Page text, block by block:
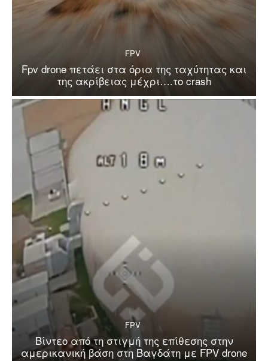
FPV
Fpv drone πετάει στα όρια της ταχύτητας και
της ακρίβειας μέχρι….το crash
FPV
Βίντεο από τη στιγμή της επίθεσης στην
αμερικανική βάση στη Βαγδάτη με FPV drone